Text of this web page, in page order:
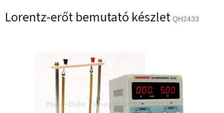
Lorentz-erőt bemutató készlet QH2433